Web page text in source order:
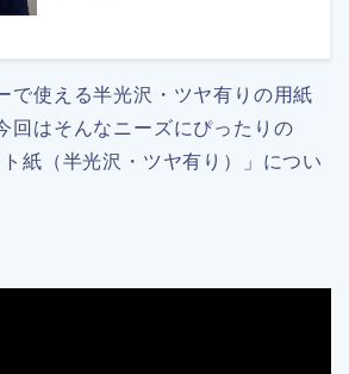
で使える半光沢・ツヤ有りの用紙
回はそんなニーズにぴったりの
ト紙（半光沢・ツヤ有り）」につい